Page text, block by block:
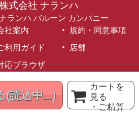
(読込中...)
カートを
見る
・ご精算
式会社 ナランハ
ランハ バルーン カンパニー
社案内
規約・同意事項
利用ガイド
店舗
応ブラウザ
Inc. All Rights Reserved.